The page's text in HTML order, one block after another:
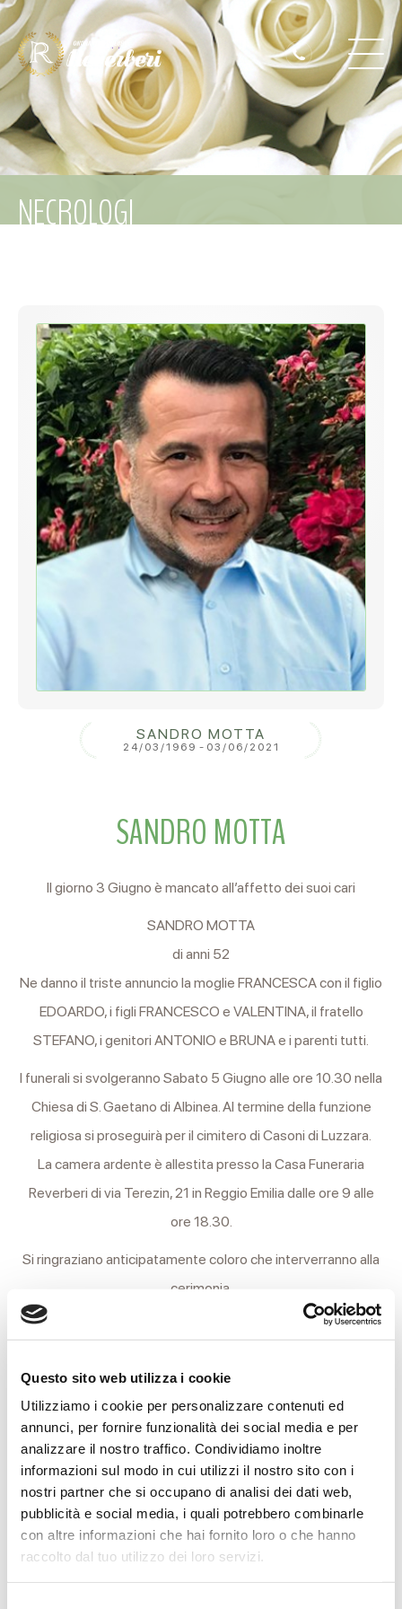
Questo sito web utilizza i cookie
Utilizziamo i cookie per personalizzare contenuti ed
annunci, per fornire funzionalità dei social media e per
analizzare il nostro traffico. Condividiamo inoltre
informazioni sul modo in cui utilizzi il nostro sito con i
nostri partner che si occupano di analisi dei dati web,
pubblicità e social media, i quali potrebbero combinarle
con altre informazioni che hai fornito loro o che hanno
raccolto dal tuo utilizzo dei loro servizi.
NECROLOGI
SANDRO MOTTA
24/03/1969 - 03/06/2021
SANDRO MOTTA
Il giorno 3 Giugno è mancato all’affetto dei suoi cari
SANDRO MOTTA
di anni 52
Ne danno il triste annuncio la moglie FRANCESCA con il figlio
EDOARDO, i figli FRANCESCO e VALENTINA, il fratello
STEFANO, i genitori ANTONIO e BRUNA e i parenti tutti.
I funerali si svolgeranno Sabato 5 Giugno alle ore 10.30 nella
Chiesa di S. Gaetano di Albinea. Al termine della funzione
religiosa si proseguirà per il cimitero di Casoni di Luzzara.
La camera ardente è allestita presso la Casa Funeraria
Reverberi di via Terezin, 21 in Reggio Emilia dalle ore 9 alle
ore 18.30.
Si ringraziano anticipatamente coloro che interverranno alla
cerimonia.
CONDIVIDI
MESSAGGI ALLA FAMIGLIA
SCRIVI ORA